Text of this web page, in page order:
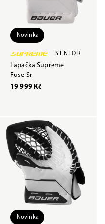
Novinka
SENIOR
Lapačka Supreme
Fuse Sr
19 999 Kč
Novinka